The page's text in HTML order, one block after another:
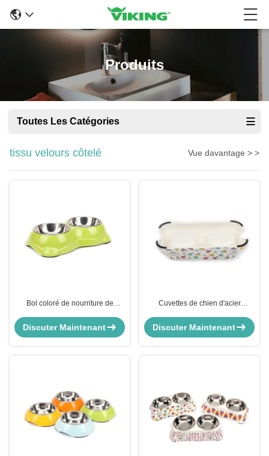
Produits
Toutes Les Catégories
tissu velours côtelé Vue davantage > >
Bol coloré de nourriture de
inoxydable d'animal familier
Discuter Maintenant
Cuvettes de chien d'acier
de l'eau de nourriture doubles
Discuter Maintenant